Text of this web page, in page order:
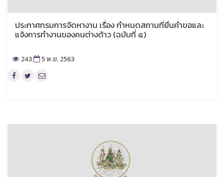
ประกาศกรมการจัดหางาน เรื่อง กำหนดสถานที่ยื่นคำขอและ
แจ้งการทำงานของคนต่างด้าว (ฉบับที่ ๔)
243 5 พ.ย. 2563